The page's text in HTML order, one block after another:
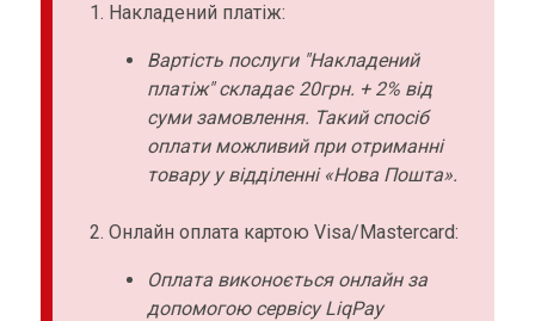
Накладений платіж:
Вартість послуги "Накладений
платіж" складає 20грн. + 2% від
суми замовлення. Такий спосіб
оплати можливий при отриманні
товару у відділенні «Нова Пошта».
Онлайн оплата картою Visa/Mastercard:
Оплата виконоється онлайн за
допомогою сервісу LiqPay